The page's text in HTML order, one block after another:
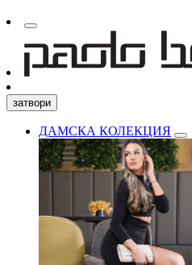
затвори
ДАМСКА КОЛЕКЦИЯ